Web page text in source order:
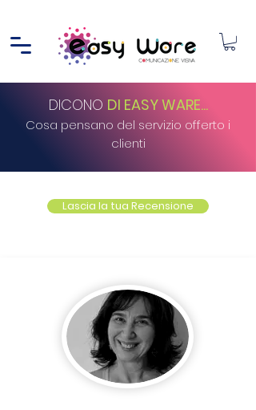
DICONO DI EASY WARE...
Cosa pensano del servizio offerto i
clienti
Lascia la tua Recensione